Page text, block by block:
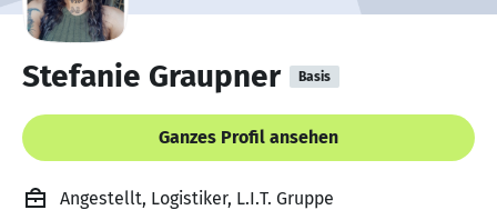
Stefanie Graupner Basis
Ganzes Profil ansehen
Angestellt, Logistiker, L.I.T. Gruppe